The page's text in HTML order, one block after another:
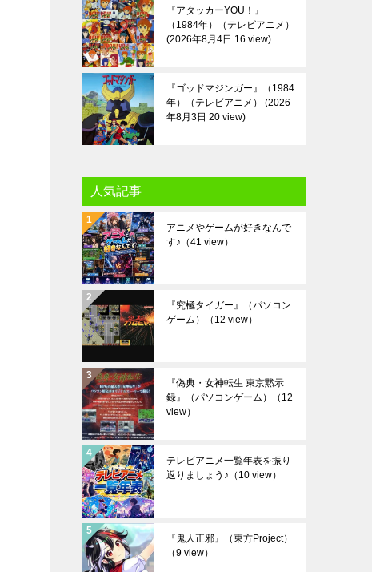
『アタッカーYOU！』
（1984年）（テレビアニメ）
2026年8月4日 16 view
『ゴッドマジンガー』（1984
年）（テレビアニメ）
2026
年8月3日 20 view
人気記事
アニメやゲームが好きなんで
す♪ （41 view）
『究極タイガー』（パソコン
ゲーム）
（12 view）
『偽典・女神転生 東京黙示
録』（パソコンゲーム）
（12
view）
テレビアニメ一覧年表を振り
返りましょう♪ （10 view）
『鬼人正邪』（東方Project）
（9 view）